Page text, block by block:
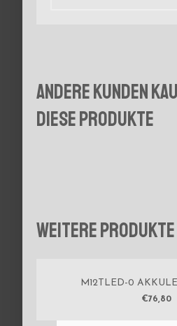
Andere Kunden
diese Produkte
Weitere
M12TLED-0
€76,80